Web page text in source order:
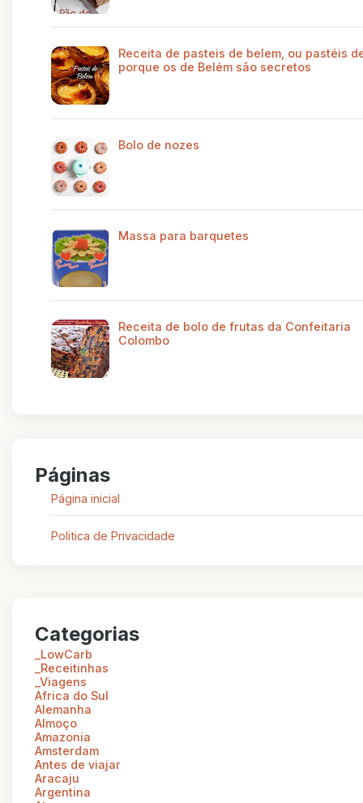
Receita de pasteis de belem, ou pastéis
porque os de Belém são secretos
Bolo de nozes
Massa para barquetes
Receita de bolo de frutas da Confeitaria
Colombo
Páginas
Página inicial
Politica de Privacidade
Categorias
_LowCarb
_Receitinhas
_Viagens
Africa do Sul
Alemanha
Almoço
Amazonia
Amsterdam
Antes de viajar
Aracaju
Argentina